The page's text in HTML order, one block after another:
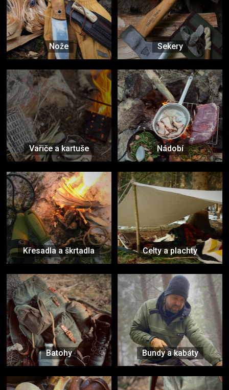
Nože Sekery
Vařiče a kartuše Nádobí
Křesadla a škrtadla Celty a plachty
Batohy Bundy a kabáty